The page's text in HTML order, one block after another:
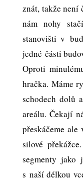
znát, takže není
nám nohy
stanovišti v
jedné části
Oproti
hračka. Máme
schodech dolů
areálu. Čekají
přeskáčeme
silové
segmenty jako
s naší délkou